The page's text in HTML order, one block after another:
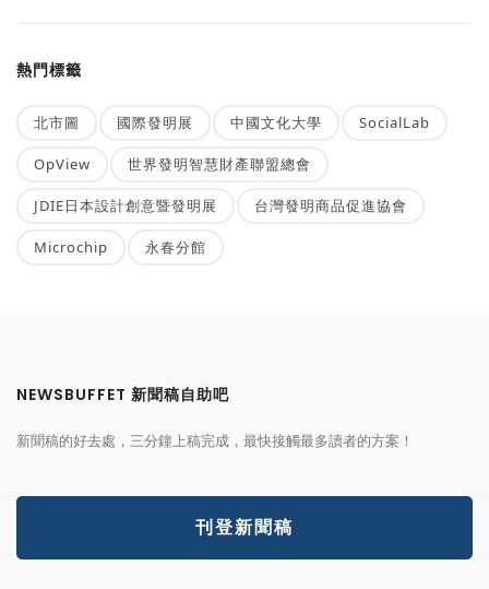
熱門標籤
北市圖 國際發明展 中國文化大學 SocialLab
OpView 世界發明智慧財產聯盟總會
JDIE日本設計創意暨發明展 台灣發明商品促進協會
Microchip 永春分館
NEWSBUFFET 新聞稿自助吧
新聞稿的好去處，三分鐘上稿完成，最快接觸最多讀者的方案！
刊登新聞稿